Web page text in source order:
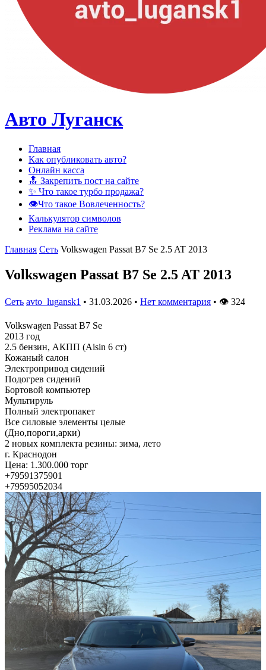
Авто Луганск
Главная
Как опубликовать авто?
Онлайн касса
🔝 Закрепить пост на сайте
✨ Что такое турбо продажа?
👁️Что такое Вовлеченность?
Калькулятор символов
Реклама на сайте
Главная Сеть Volkswagen Passat B7 Se 2.5 AT 2013
Volkswagen Passat B7 Se 2.5 AT 2013
Сеть avto_lugansk1 • 31.03.2026 • Нет комментария • 👁 324
Volkswagen Passat B7 Se
2013 год
2.5 бензин, АКПП (Aisin 6 ст)
Кожаный салон
Электропривод сидений
Подогрев сидений
Бортовой компьютер
Мультируль
Полный электропакет
Все силовые элементы целые
(Дно,пороги,арки)
2 новых комплекта резины: зима, лето
г. Краснодон
Цена: 1.300.000 торг
+79591375901
+79595052034